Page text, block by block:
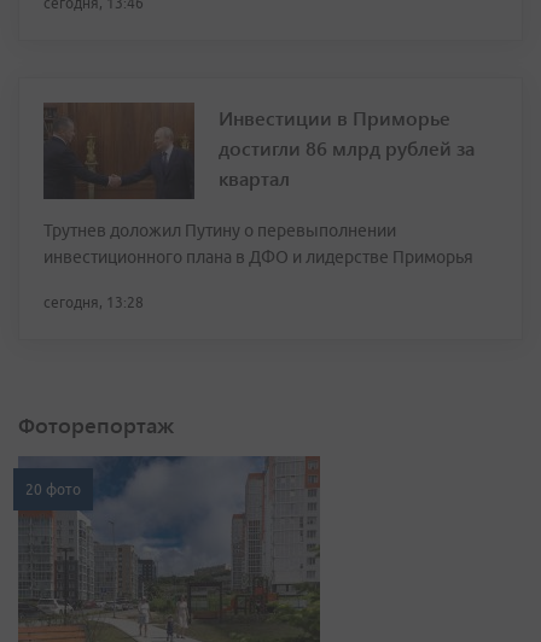
сегодня, 13:46
Инвестиции в Приморье
достигли 86 млрд рублей за
квартал
Трутнев доложил Путину о перевыполнении
инвестиционного плана в ДФО и лидерстве Приморья
сегодня, 13:28
Фоторепортаж
20 фото